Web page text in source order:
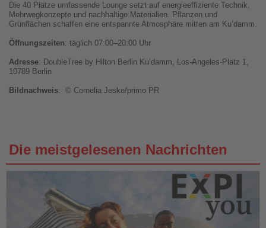
Die 40 Plätze umfassende Lounge setzt auf energieeffiziente Technik,
Mehrwegkonzepte und nachhaltige Materialien. Pflanzen und
Grünflächen schaffen eine entspannte Atmosphäre mitten am Ku’damm.
Öffnungszeiten: täglich 07:00–20:00 Uhr
Adresse: DoubleTree by Hilton Berlin Ku’damm, Los-Angeles-Platz 1,
10789 Berlin
Bildnachweis: © Cornelia Jeske/primo PR
Die meistgelesenen Nachrichten